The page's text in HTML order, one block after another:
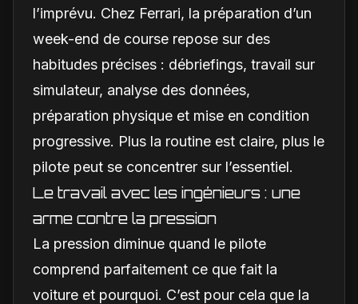
l’imprévu. Chez Ferrari, la préparation d’un
week-end de course repose sur des
habitudes précises : débriefings, travail sur
simulateur, analyse des données,
préparation physique et mise en condition
progressive. Plus la routine est claire, plus le
pilote peut se concentrer sur l’essentiel.
Le travail avec les ingénieurs : une
arme contre la pression
La pression diminue quand le pilote
comprend parfaitement ce que fait la
voiture et pourquoi. C’est pour cela que la